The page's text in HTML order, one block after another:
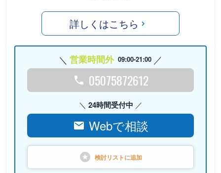
詳しくはこちら
営業時間外 09:00-21:00
05075872612
24時間受付中
Webで相談
検討リストに追加